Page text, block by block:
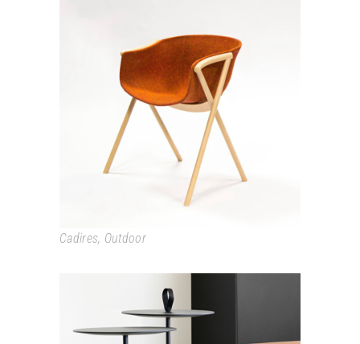
BAI
Cadires, Outdoor